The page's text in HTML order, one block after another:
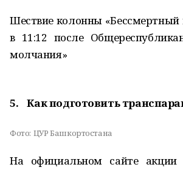
Шествие колонны «Бессмертный
в 11:12 после
молчания»
5. Как подготовить
Фото: ЦУР Башкортостана
На официальном сайте